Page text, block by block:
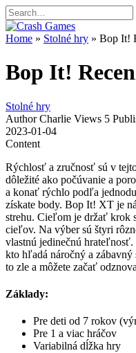
Skip
to
content
Search
for:
Home » Stolné hry » Bop It!
Bop It!
Stolné hry
Author Charlie Views 5
2023-01-04
Content
Rýchlosť a zručnosť sú v
dôležité ako počúvanie a
a konať rýchlo podľa
získate body. Bop It! XT je
strehu. Cieľom je držať krok
cieľov. Na výber sú štyri
vlastnú jedinečnú
kto hľadá náročný a
to zle a môžete začať
Základy:
Pre deti od 7 rokov
Pre 1 a viac hráčov
Variabilná dĺžka hry